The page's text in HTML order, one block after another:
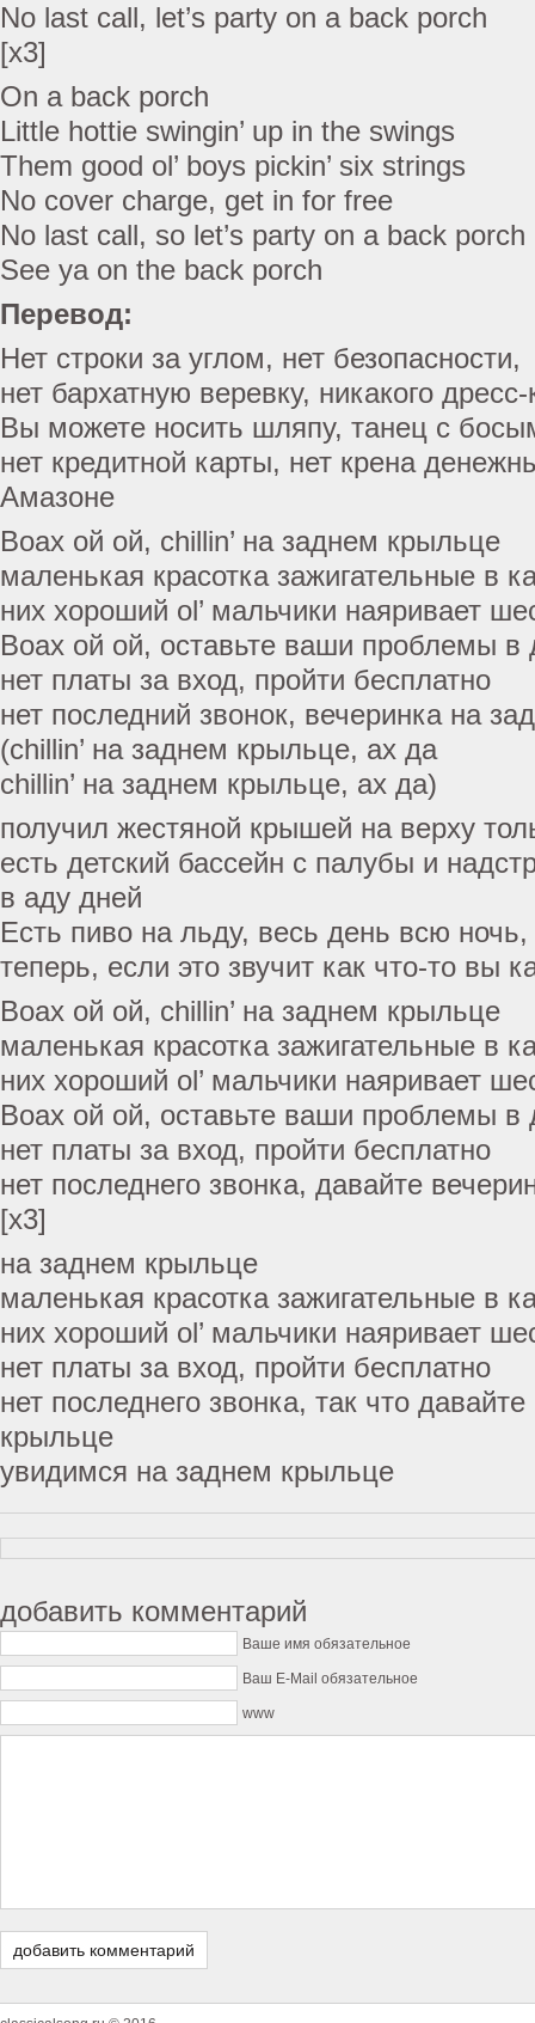
No last call, let’s party on a back porch
[x3]
On a back porch
Little hottie swingin’ up in the swings
Them good ol’ boys pickin’ six strings
No cover charge, get in for free
No last call, so let’s party on a back porch
See ya on the back porch
Перевод:
Нет строки за углом, нет безопасности,
нет бархатную веревку, никакого
Вы можете носить шляпу, танец с
нет кредитной карты, нет крена
Амазоне
Воах ой ой, chillin’ на заднем крыльце
маленькая красотка зажигательные в
них хороший ol’ мальчики наяривает
Воах ой ой, оставьте ваши проблемы в
нет платы за вход, пройти бесплатно
нет последний звонок, вечеринка на
(chillin’ на заднем крыльце, ах да
chillin’ на заднем крыльце, ах да)
получил жестяной крышей на верху
есть детский бассейн с палубы и
в аду дней
Есть пиво на льду, весь день всю ночь,
теперь, если это звучит как что-то вы
Воах ой ой, chillin’ на заднем крыльце
маленькая красотка зажигательные в
них хороший ol’ мальчики наяривает
Воах ой ой, оставьте ваши проблемы в
нет платы за вход, пройти бесплатно
нет последнего звонка, давайте
[х3]
на заднем крыльце
маленькая красотка зажигательные в
них хороший ol’ мальчики наяривает
нет платы за вход, пройти бесплатно
нет последнего звонка, так что
крыльце
увидимся на заднем крыльце
добавить комментарий
Ваше имя обязательное
Ваш E-Mail обязательное
www